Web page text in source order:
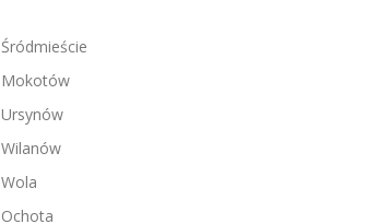
Śródmieście
Mokotów
Ursynów
Wilanów
Wola
Ochota